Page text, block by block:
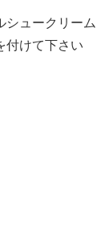
シュークリーム
付けて下さい